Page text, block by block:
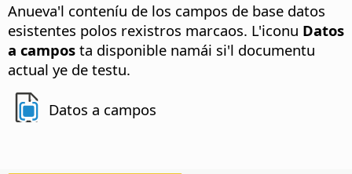
Anueva'l conteníu de los campos de base datos
esistentes polos rexistros marcaos. L'iconu Datos
a campos ta disponible namái si'l documentu
actual ye de testu.
Datos a campos